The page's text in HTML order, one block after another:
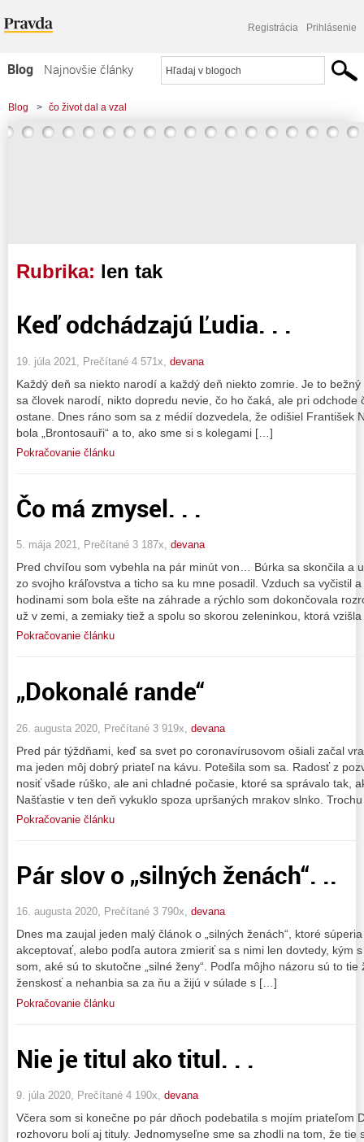
Registrácia Prihlásenie
Blog
Najnovšie články
Najčítanejšie články
Najkomentovanejšie články
Blog > čo život dal a vzal
Rubrika: len tak
Keď odchádzajú Ľudia. . .
19. júla 2021, Prečítané 4 571x, devana
Každý deň sa niekto narodí a každý deň niekto zomrie. Je to
sa človek narodí, nikto dopredu nevie, čo ho čaká, ale pri odchode
ostane. Dnes ráno som sa z médií dozvedela, že odišiel František
bola „Brontosauři“ a to, ako sme si s kolegami […]
Pokračovanie článku
Čo má zmysel. . .
5. mája 2021, Prečítané 3 187x, devana
Pred chvíľou som vybehla na pár minút von… Búrka sa skončila a
zo svojho kráľovstva a ticho sa ku mne posadil. Vzduch sa vyčistil
hodinami som bola ešte na záhrade a rýchlo som dokončovala
už v zemi, a zemiaky tiež a spolu so skorou zeleninkou, ktorá
Pokračovanie článku
„Dokonalé rande“
26. augusta 2020, Prečítané 3 919x, devana
Pred pár týždňami, keď sa svet po coronavírusovom ošiali začal
ma jeden môj dobrý priateľ na kávu. Potešila som sa. Radosť z
nosiť všade rúško, ale ani chladné počasie, ktoré sa správalo tak,
Našťastie v ten deň vykuklo spoza upršaných mrakov slnko.
Pokračovanie článku
Pár slov o „silných ženách“. ..
16. augusta 2020, Prečítané 3 790x, devana
Dnes ma zaujal jeden malý článok o „silných ženách“, ktoré
akceptovať, alebo podľa autora zmieriť sa s nimi len dovtedy, kým
som, aké sú to skutočne „silné ženy“. Podľa môjho názoru sú to
ženskosť a nehanbia sa za ňu a žijú v súlade s […]
Pokračovanie článku
Nie je titul ako titul. . .
9. júla 2020, Prečítané 4 190x, devana
Včera som si konečne po pár dňoch podebatila s mojím priateľom
rozhovoru boli aj tituly. Jednomyseľne sme sa zhodli na tom, že tie